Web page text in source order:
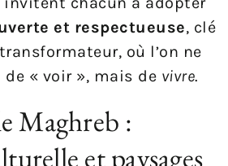
et respectueuse, clé
où l’on ne
« voir », mais de vivre.
Maghreb :
et paysages